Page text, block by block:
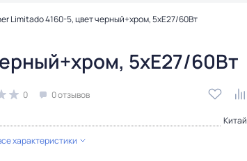
Limitado 4160-5, цвет черный+хром, 5хE27/60Вт
5хE27/60Вт
0 0 отзывов
Китай
характеристики